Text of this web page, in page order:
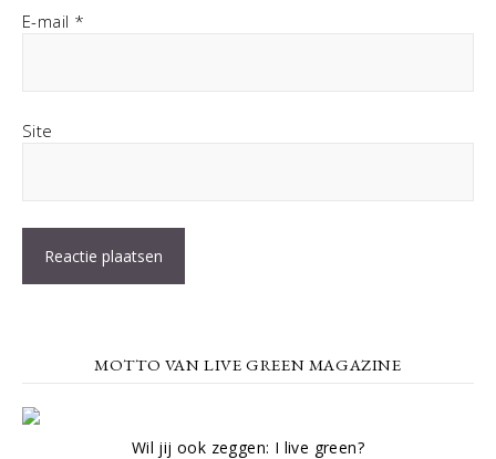
E-mail *
Site
MOTTO VAN LIVE GREEN MAGAZINE
Wil jij ook zeggen: I live green?